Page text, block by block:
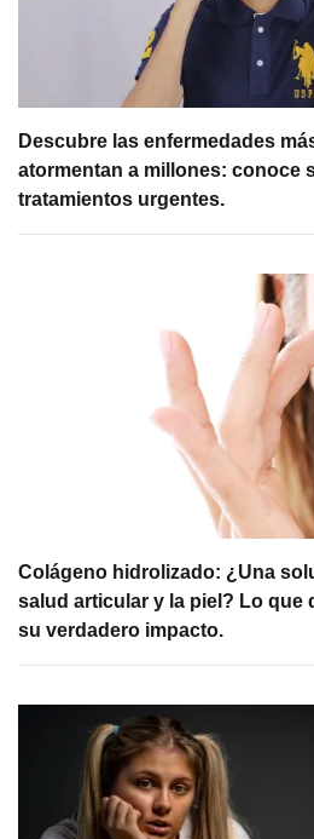
Descubre las enfermedades
atormentan a millones: conoce
tratamientos urgentes.
Colágeno hidrolizado: ¿Una
salud articular y la piel? Lo que
su verdadero impacto.